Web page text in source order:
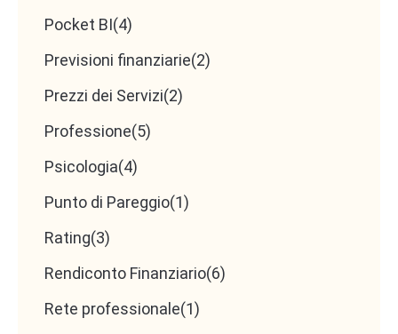
Pocket BI(4)
Previsioni finanziarie(2)
Prezzi dei Servizi(2)
Professione(5)
Psicologia(4)
Punto di Pareggio(1)
Rating(3)
Rendiconto Finanziario(6)
Rete professionale(1)